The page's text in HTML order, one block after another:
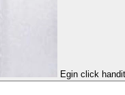
Egin click